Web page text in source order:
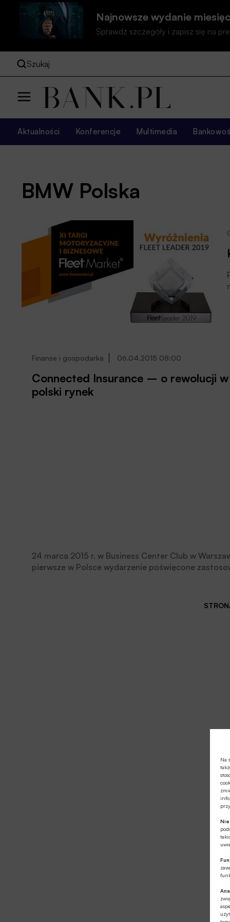
Na
Najnowsze wydanie
Sprawdź szczegóły i zapisz się na
Szukaj
Aktualności Konferencje Multimedia
BMW Polska
Finanse i gospodarka 06.04.2015 08:00
Connected Insurance – o rewolucji w
polski rynek
24 marca 2015 r. w Business Center Club w
pierwsze w Polsce wydarzenie poświęcone